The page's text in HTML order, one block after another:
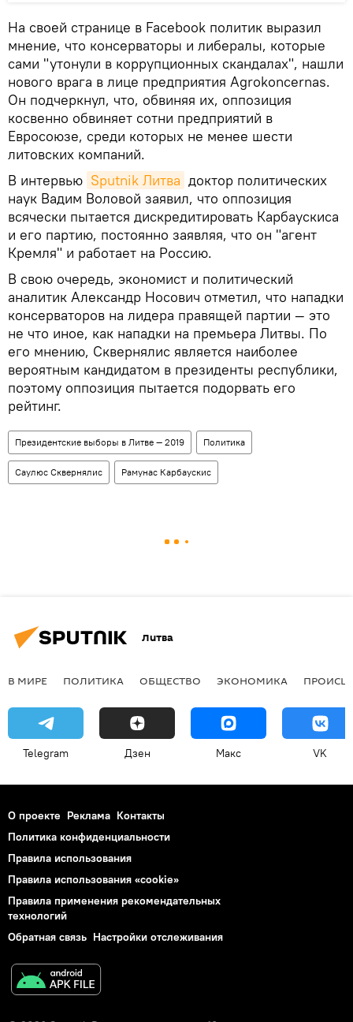
На своей странице в Facebook политик выразил
мнение, что консерваторы и либералы, которые
сами "утонули в коррупционных скандалах", нашли
нового врага в лице предприятия Agrokoncernas.
Он подчеркнул, что, обвиняя их, оппозиция
косвенно обвиняет сотни предприятий в
Евросоюзе, среди которых не менее шести
литовских компаний.
В интервью Sputnik Литва доктор политических
наук Вадим Воловой заявил, что оппозиция
всячески пытается дискредитировать Карбаускиса
и его партию, постоянно заявляя, что он "агент
Кремля" и работает на Россию.
В свою очередь, экономист и политический
аналитик Александр Носович отметил, что нападки
консерваторов на лидера правящей партии — это
не что иное, как нападки на премьера Литвы. По
его мнению, Сквернялис является наиболее
вероятным кандидатом в президенты республики,
поэтому оппозиция пытается подорвать его
рейтинг.
Президентские выборы в Литве — 2019 Политика
Саулюс Сквернялис Рамунас Карбаускис
Литва
В МИРЕ ПОЛИТИКА ОБЩЕСТВО ЭКОНОМИКА
Telegram Дзен Макс VK
О проекте Реклама Контакты
Политика конфиденциальности
Правила использования
Правила использования «cookie»
Правила применения рекомендательных
технологий
Обратная связь Настройки отслеживания